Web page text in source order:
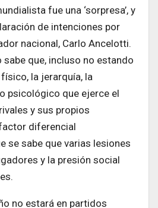
fue una ‘sorpresa’, y
de intenciones por
nacional, Carlo Ancelotti.
que, incluso no estando
la jerarquía, la
psicológico que ejerce el
y sus propios
diferencial
se sabe que varias lesiones
y la presión social
no estará en partidos